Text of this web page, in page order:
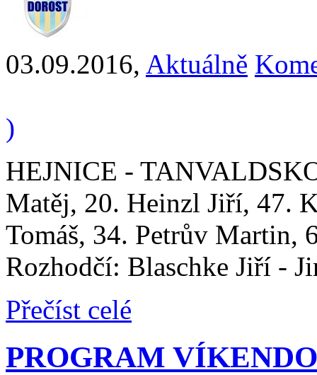
03.09.2016, Aktuálně
)
HEJNICE -
Matěj, 20. Heinzl Jiří, 47.
Tomáš, 34. Petrův Martin,
Rozhodčí: Blaschke Jiří -
Přečíst celé
PROGRAM